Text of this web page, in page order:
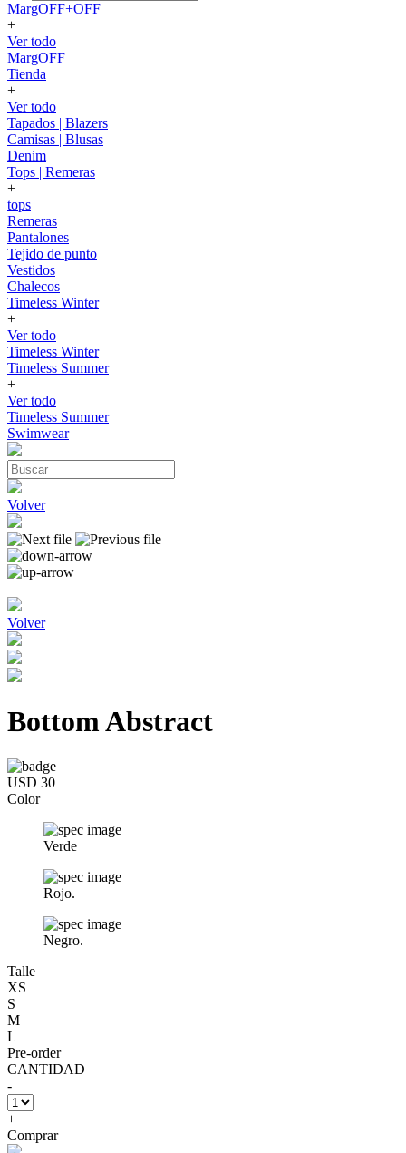
MargOFF+OFF
+
Ver todo
MargOFF
Tienda
+
Ver todo
Tapados | Blazers
Camisas | Blusas
Denim
Tops | Remeras
+
tops
Remeras
Pantalones
Tejido de punto
Vestidos
Chalecos
Timeless Winter
+
Ver todo
Timeless Winter
Timeless Summer
+
Ver todo
Timeless Summer
Swimwear
Volver
Volver
Bottom Abstract
USD 30
Color
Verde
Rojo.
Negro.
Talle
XS
S
M
L
Pre-order
CANTIDAD
-
+
Comprar